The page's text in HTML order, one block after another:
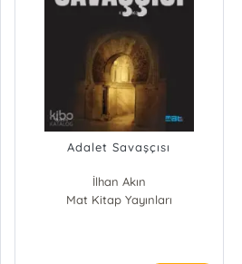
Adalet Savaşçısı
İlhan Akın
Mat Kitap Yayınları